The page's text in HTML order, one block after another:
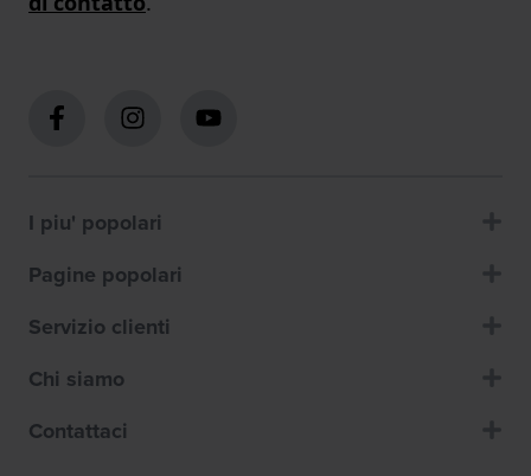
I piu' popolari
Pagine popolari
Servizio clienti
Chi siamo
Contattaci